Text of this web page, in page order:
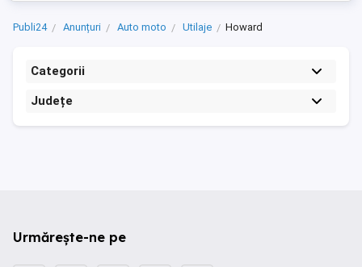
Publi24 Anunțuri Auto moto Utilaje Howard
Categorii
Județe
Urmărește-ne pe